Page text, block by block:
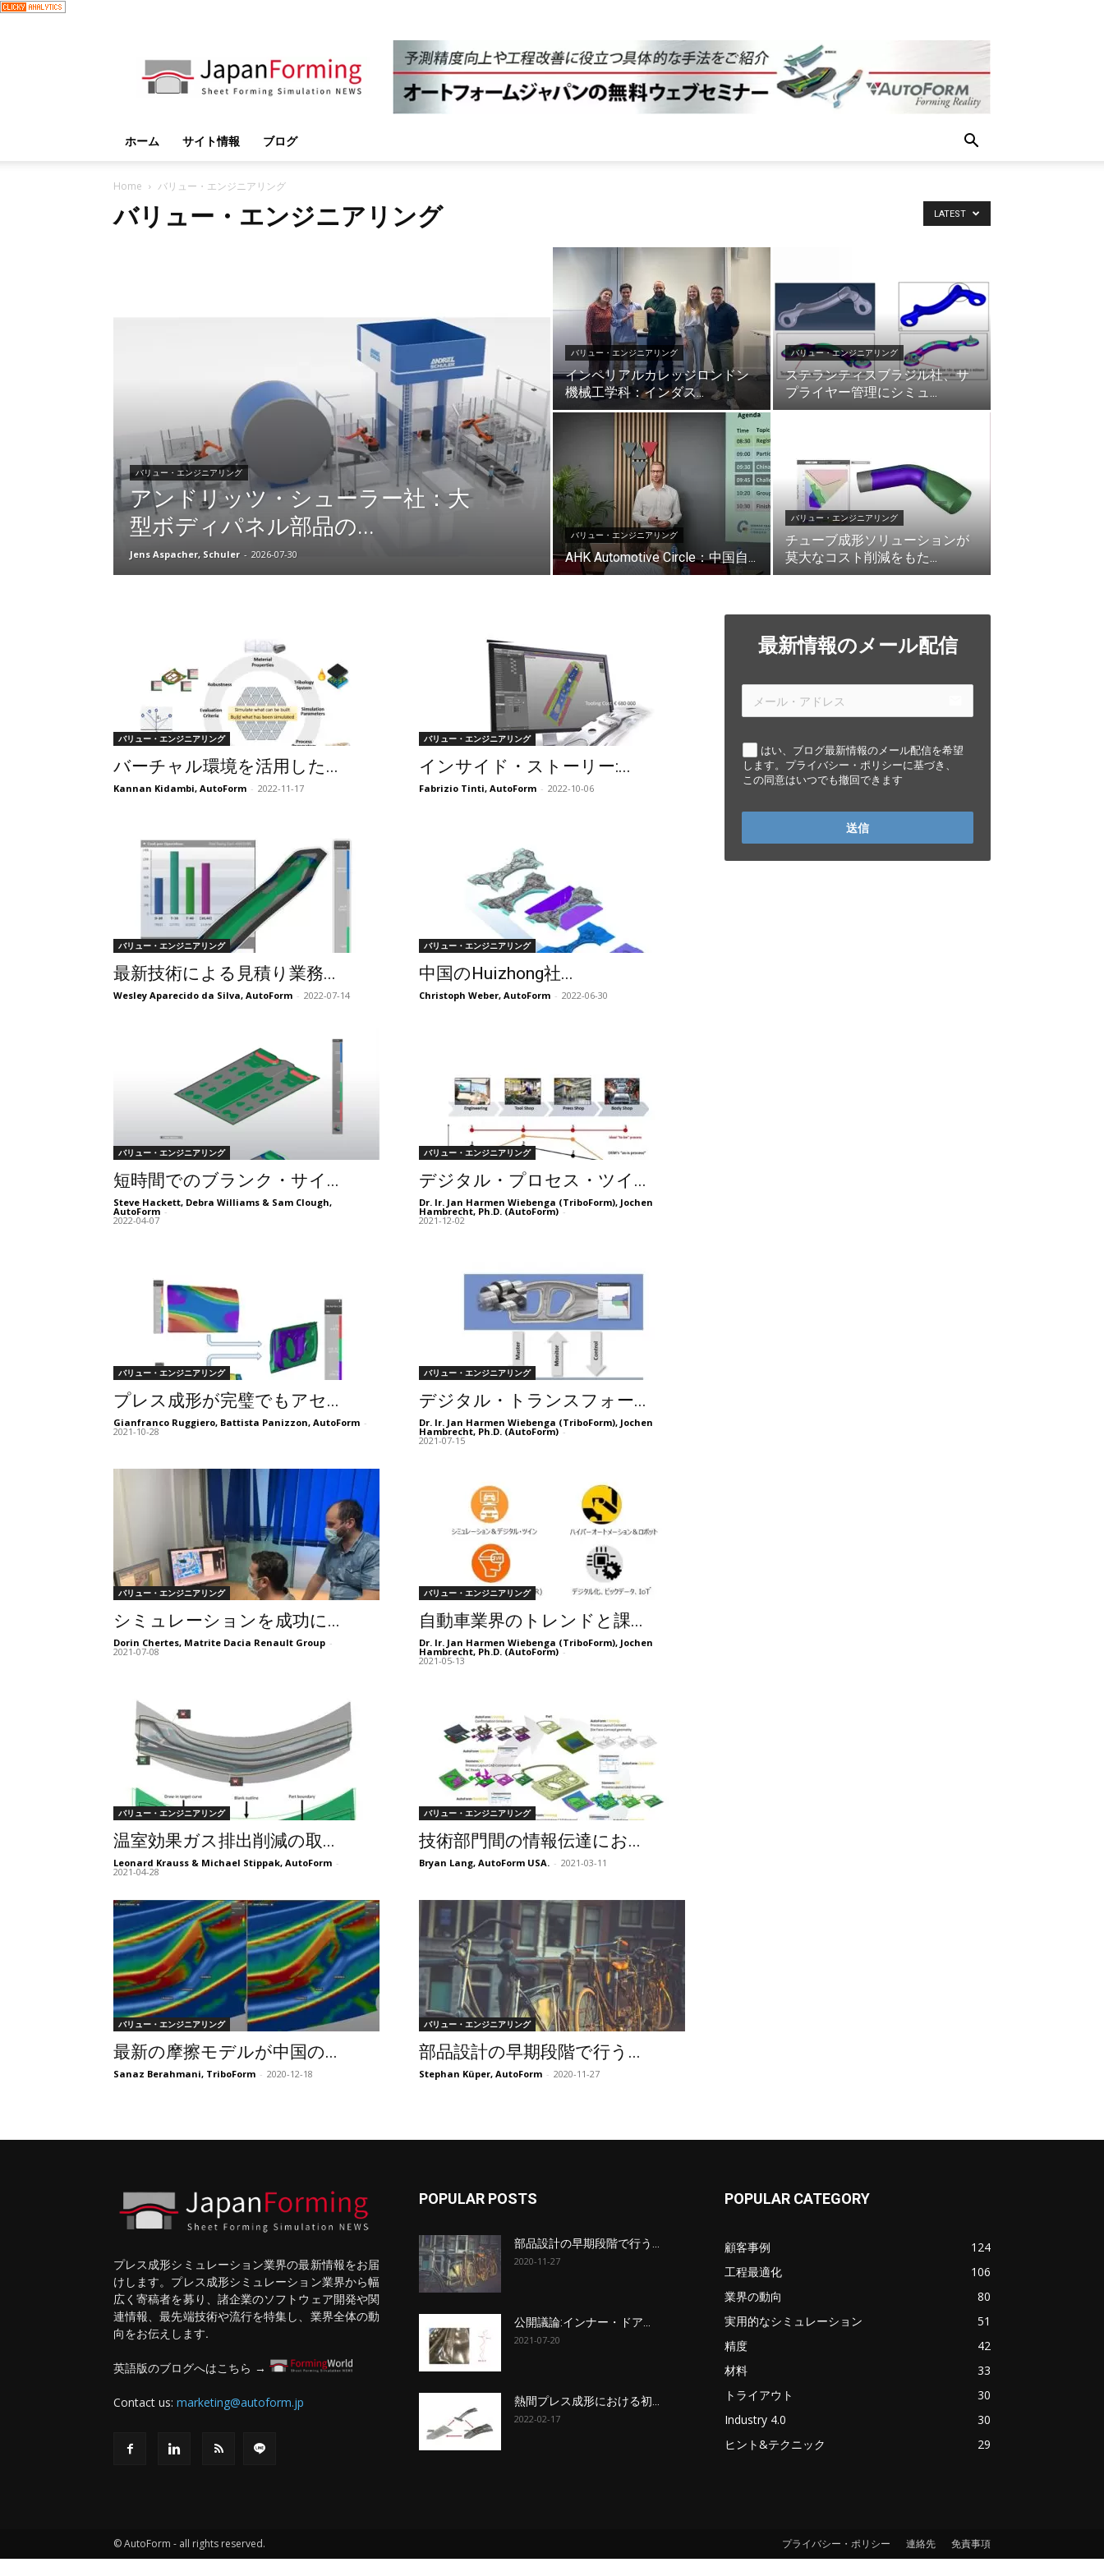
ホーム サイト情報 ブログ
Home バリュー・エンジニアリング
バリュー・エンジニアリング LATEST
バリュー・エンジニアリング
アンドリッツ・シューラー社：大
型ボディパネル部品の...
Jens Aspacher, Schuler - 2026-07-30
バリュー・エンジニアリング
インペリアルカレッジロンドン
機械工学科：インダス...
バリュー・エンジニアリング
ステランティスブラジル社、サ
プライヤー管理にシミュ...
バリュー・エンジニアリング
AHK Automotive Circle：中国自...
バリュー・エンジニアリング
チューブ成形ソリューションが
莫大なコスト削減をもた...
バリュー・エンジニアリング
バーチャル環境を活用した...
Kannan Kidambi, AutoForm - 2022-11-17
バリュー・エンジニアリング
インサイド・ストーリー:...
Fabrizio Tinti, AutoForm - 2022-10-06
バリュー・エンジニアリング
最新技術による見積り業務...
Wesley Aparecido da Silva, AutoForm - 2022-07-14
バリュー・エンジニアリング
中国のHuizhong社...
Christoph Weber, AutoForm - 2022-06-30
バリュー・エンジニアリング
短時間でのブランク・サイ...
Steve Hackett, Debra Williams & Sam Clough,
AutoForm -
2022-04-07
バリュー・エンジニアリング
デジタル・プロセス・ツイ...
Dr. Ir. Jan Harmen Wiebenga (TriboForm), Jochen
Hambrecht, Ph.D. (AutoForm) -
2021-12-02
バリュー・エンジニアリング
プレス成形が完璧でもアセ...
Gianfranco Ruggiero, Battista Panizzon, AutoForm -
2021-10-28
バリュー・エンジニアリング
デジタル・トランスフォー...
Dr. Ir. Jan Harmen Wiebenga (TriboForm), Jochen
Hambrecht, Ph.D. (AutoForm) -
2021-07-15
バリュー・エンジニアリング
シミュレーションを成功に...
Dorin Chertes, Matrite Dacia Renault Group -
2021-07-08
バリュー・エンジニアリング
自動車業界のトレンドと課...
Dr. Ir. Jan Harmen Wiebenga (TriboForm), Jochen
Hambrecht, Ph.D. (AutoForm) -
2021-05-13
バリュー・エンジニアリング
温室効果ガス排出削減の取...
Leonard Krauss & Michael Stippak, AutoForm -
2021-04-28
バリュー・エンジニアリング
技術部門間の情報伝達にお...
Bryan Lang, AutoForm USA. - 2021-03-11
バリュー・エンジニアリング
最新の摩擦モデルが中国の...
Sanaz Berahmani, TriboForm - 2020-12-18
バリュー・エンジニアリング
部品設計の早期段階で行う...
Stephan Küper, AutoForm - 2020-11-27
最新情報のメール配信
はい、ブログ最新情報のメール配信を希望
します。プライバシー・ポリシーに基づき、
この同意はいつでも撤回できます
送信
プレス成形シミュレーション業界の最新情報をお届
けします。プレス成形シミュレーション業界から幅
広く寄稿者を募り、諸企業のソフトウェア開発や関
連情報、最先端技術や流行を特集し、業界全体の動
向をお伝えします.
英語版のブログへはこちら →
Contact us: marketing@autoform.jp
POPULAR POSTS
部品設計の早期段階で行う...
2020-11-27
公開議論:インナー・ドア...
2021-07-20
熱間プレス成形における初...
2022-02-17
POPULAR CATEGORY
顧客事例
124
工程最適化
106
業界の動向
80
実用的なシミュレーション
51
精度
42
材料
33
トライアウト
30
Industry 4.0
30
ヒント&テクニック
29
プライバシー・ポリシー 連絡先 免責事項
© AutoForm - all rights reserved.